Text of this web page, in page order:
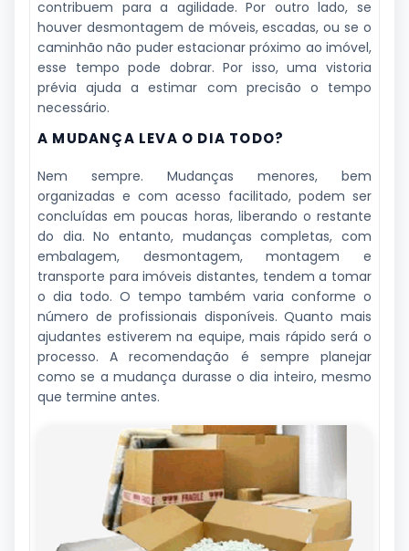
contribuem para a agilidade. Por outro lado, se
houver desmontagem de móveis, escadas, ou se o
caminhão não puder estacionar próximo ao imóvel,
esse tempo pode dobrar. Por isso, uma vistoria
prévia ajuda a estimar com precisão o tempo
necessário.
A MUDANÇA LEVA O DIA TODO?
Nem sempre. Mudanças menores, bem
organizadas e com acesso facilitado, podem ser
concluídas em poucas horas, liberando o restante
do dia. No entanto, mudanças completas, com
embalagem, desmontagem, montagem e
transporte para imóveis distantes, tendem a tomar
o dia todo. O tempo também varia conforme o
número de profissionais disponíveis. Quanto mais
ajudantes estiverem na equipe, mais rápido será o
processo. A recomendação é sempre planejar
como se a mudança durasse o dia inteiro, mesmo
que termine antes.